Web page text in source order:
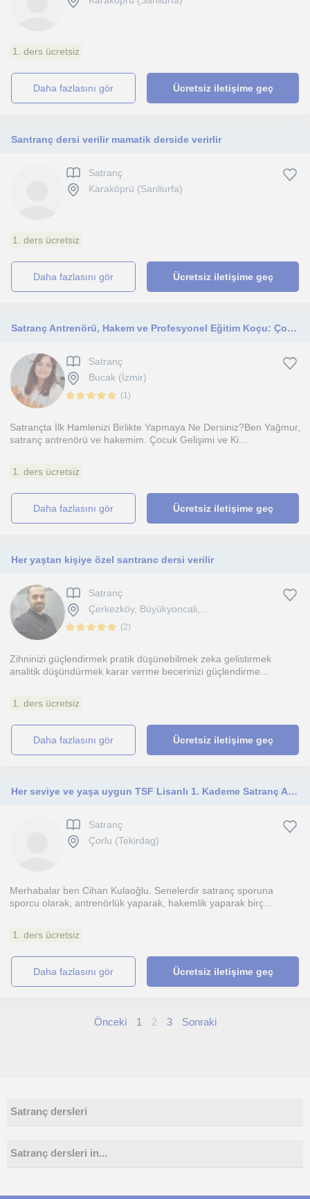
1. ders ücretsiz
daha fazlasını gör Ücretsiz iletişime geç
Santranç dersi verilir mamatik derside verirlir
Satranç
Karaköprü (Sanliurfa)
1. ders ücretsiz
daha fazlasını gör Ücretsiz iletişime geç
Satranç Antrenörü, Hakem ve Profesyonel Eğitim Koçu: Çocukların ve Gençlerin Stratejik Düşünme Becerilerini Geliştiren Dersler!
Satranç
Bucak (İzmir)
(1)
Satrançta İlk Hamlenizi Birlikte Yapmaya Ne Dersiniz?Ben Yağmur,
satranç antrenörü ve hakemim. Çocuk Gelişimi ve Ki...
1. ders ücretsiz
daha fazlasını gör Ücretsiz iletişime geç
Her yaştan kişiye özel santranc dersi verilir
Satranç
Çerkezköy, Büyükyoncali,...
(2)
Zihninizi güçlendirmek pratik düşünebilmek zeka gelistirmek
analitik düşündürmek karar verme becerinizi güçlendirme...
1. ders ücretsiz
daha fazlasını gör Ücretsiz iletişime geç
Her seviye ve yaşa uygun TSF Lisanlı 1. Kademe Satranç Antrenöründen online ve yüz yüze satranç dersleri
Satranç
Çorlu (Tekirdag)
Merhabalar ben Cihan Kulaoğlu. Senelerdir satranç sporuna
sporcu olarak, antrenörlük yaparak, hakemlik yaparak birç...
1. ders ücretsiz
daha fazlasını gör Ücretsiz iletişime geç
Önceki 1 2 3 Sonraki
Satranç dersleri
Satranç dersleri in...